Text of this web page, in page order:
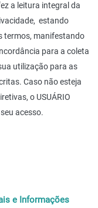
a leitura integral da
estando
termos, manifestando
para a coleta
utilização para as
Caso não esteja
o USUÁRIO
acesso.
e Informações